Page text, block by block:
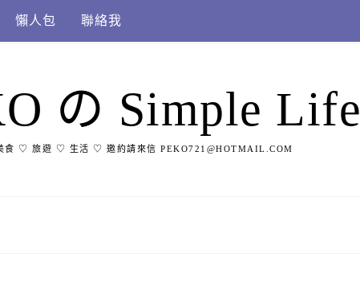
懶人包 聯絡我
の Simple Life
食 ♡ 旅遊 ♡ 生活 ♡ 邀約請來信 PEKO721@HOTMAIL.COM